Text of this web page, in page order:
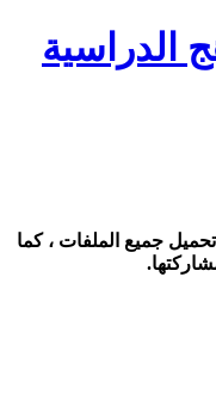
الدراسية
جميع الملفات ، كما